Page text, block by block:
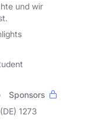
und wir
Sponsors
(DE) 1273